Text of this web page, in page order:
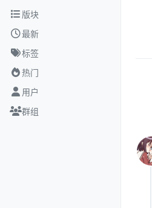
跳转至内容
版块
最新
标签
热门
用户
群组